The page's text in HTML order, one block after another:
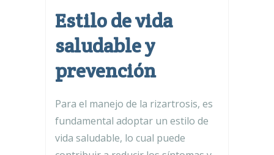
Estilo de vida
saludable y
prevención
Para el manejo de la rizartrosis, es
fundamental adoptar un estilo de
vida saludable, lo cual puede